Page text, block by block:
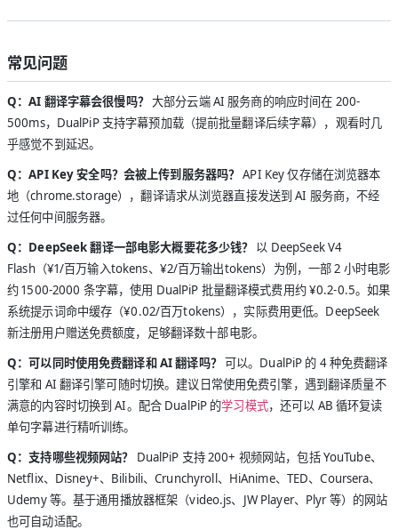
常见问题
Q：AI 翻译字幕会很慢吗？ 大部分云端 AI 服务商的响应时间在 200-
500ms，DualPiP 支持字幕预加载（提前批量翻译后续字幕），观看时几
乎感觉不到延迟。
Q：API Key 安全吗？会被上传到服务器吗？ API Key 仅存储在浏览器本
地（chrome.storage），翻译请求从浏览器直接发送到 AI 服务商，不经
过任何中间服务器。
Q：DeepSeek 翻译一部电影大概要花多少钱？ 以 DeepSeek V4
Flash（¥1/百万输入tokens、¥2/百万输出tokens）为例，一部 2 小时电影
约 1500-2000 条字幕，使用 DualPiP 批量翻译模式费用约 ¥0.2-0.5。如果
系统提示词命中缓存（¥0.02/百万tokens），实际费用更低。DeepSeek
新注册用户赠送免费额度，足够翻译数十部电影。
Q：可以同时使用免费翻译和 AI 翻译吗？ 可以。DualPiP 的 4 种免费翻译
引擎和 AI 翻译引擎可随时切换。建议日常使用免费引擎，遇到翻译质量不
满意的内容时切换到 AI。配合 DualPiP 的学习模式，还可以 AB 循环复读
单句字幕进行精听训练。
Q：支持哪些视频网站？
DualPiP 支持 200+ 视频网站，包括 YouTube、
Netflix、Disney+、Bilibili、Crunchyroll、HiAnime、TED、Coursera、
Udemy 等。基于通用播放器框架（video.js、JW Player、Plyr 等）的网站
也可自动适配。